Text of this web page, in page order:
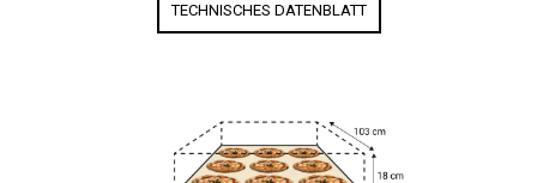
TECHNISCHES DATENBLATT